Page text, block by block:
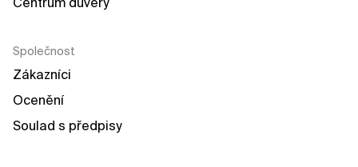
Společnost
Zákazníci
Ocenění
Soulad s předpisy